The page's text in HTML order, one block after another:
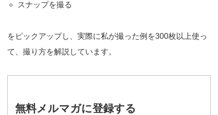
スナップを撮る
をピックアップし、実際に私が撮った例を300枚以上使っ
て、撮り方を解説しています。
無料メルマガに登録する